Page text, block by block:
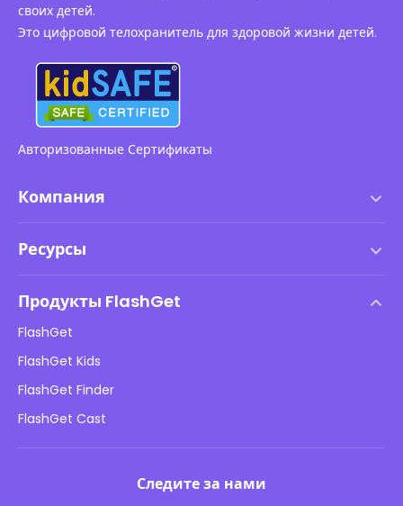
своих детей.
Это цифровой телохранитель для здоровой жизни детей.
Авторизованные Сертификаты
Компания
Политика DMCA
Политика конфиденциальности
Рекламные политики
Не продавайте мою информацию
Ресурсы
Онлайн-безопасность детей
Скачать
Продукты FlashGet
FlashGet
FlashGet Kids
FlashGet Finder
FlashGet Cast
Следите за нами